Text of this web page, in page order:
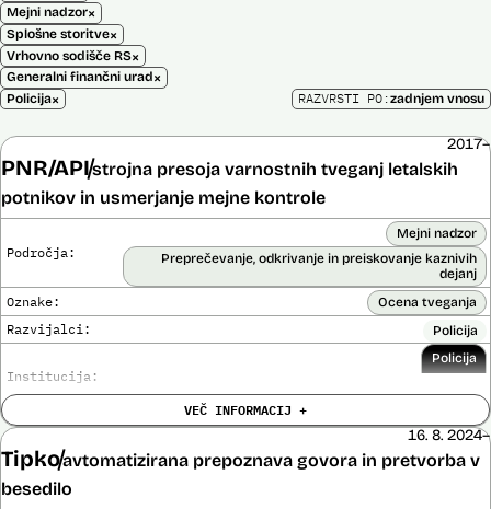
Mejni nadzor×
Splošne storitve×
Vrhovno sodišče RS×
Generalni finančni urad×
Policija× RAZVRSTI PO:zadnjem vnosu
PNR/APIstrojna presoja varnostnih tveganj letalskih
potnikov in usmerjanje mejne kontrole
2017–
Področja:
Mejni nadzor
Preprečevanje, odkrivanje in preiskovanje kaznivih
dejanj
Oznake: Ocena tveganja
Razvijalci: Policija
Institucija:
Policija
Cena: Neznana ?
Analiza učinka na človekove pravice
opravljena:
Ne
Analiza učinka na osebne podatke opravljena:
VEČ INFORMACIJ +
Tipkoavtomatizirana prepoznava govora in pretvorba v
besedilo
16. 8. 2024–